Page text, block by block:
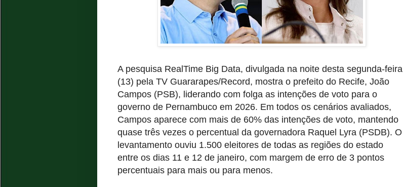
A pesquisa RealTime Big Data, divulgada na noite desta segunda-feira
(13) pela TV Guararapes/Record, mostra o prefeito do Recife, João
Campos (PSB), liderando com folga as intenções de voto para o
governo de Pernambuco em 2026. Em todos os cenários avaliados,
Campos aparece com mais de 60% das intenções de voto, mantendo
quase três vezes o percentual da governadora Raquel Lyra (PSDB). O
levantamento ouviu 1.500 eleitores de todas as regiões do estado
entre os dias 11 e 12 de janeiro, com margem de erro de 3 pontos
percentuais para mais ou para menos.